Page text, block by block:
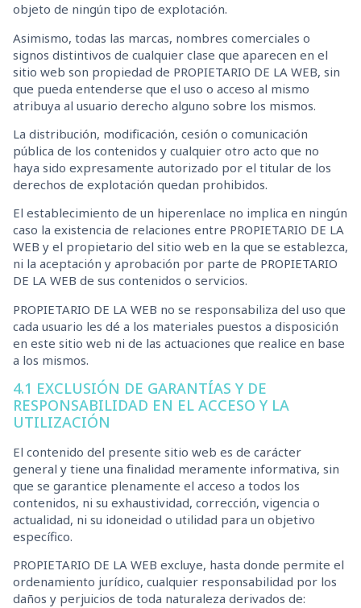
objeto de ningún tipo de explotación.
Asimismo, todas las marcas, nombres comerciales o
signos distintivos de cualquier clase que aparecen en el
sitio web son propiedad de PROPIETARIO DE LA WEB, sin
que pueda entenderse que el uso o acceso al mismo
atribuya al usuario derecho alguno sobre los mismos.
La distribución, modificación, cesión o comunicación
pública de los contenidos y cualquier otro acto que no
haya sido expresamente autorizado por el titular de los
derechos de explotación quedan prohibidos.
El establecimiento de un hiperenlace no implica en ningún
caso la existencia de relaciones entre PROPIETARIO DE LA
WEB y el propietario del sitio web en la que se establezca,
ni la aceptación y aprobación por parte de PROPIETARIO
DE LA WEB de sus contenidos o servicios.
PROPIETARIO DE LA WEB no se responsabiliza del uso que
cada usuario les dé a los materiales puestos a disposición
en este sitio web ni de las actuaciones que realice en base
a los mismos.
4.1 EXCLUSIÓN DE GARANTÍAS Y DE
RESPONSABILIDAD EN EL ACCESO Y LA
UTILIZACIÓN
El contenido del presente sitio web es de carácter
general y tiene una finalidad meramente informativa, sin
que se garantice plenamente el acceso a todos los
contenidos, ni su exhaustividad, corrección, vigencia o
actualidad, ni su idoneidad o utilidad para un objetivo
específico.
PROPIETARIO DE LA WEB excluye, hasta donde permite el
ordenamiento jurídico, cualquier responsabilidad por los
daños y perjuicios de toda naturaleza derivados de: